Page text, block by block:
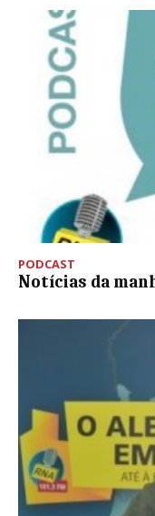
PODCAST
Notícias da